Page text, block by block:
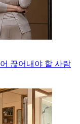
끊어내야 할 사람